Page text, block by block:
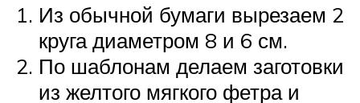
Из обычной бумаги вырезаем 2
круга диаметром 8 и 6 см.
По шаблонам делаем заготовки
из желтого мягкого фетра и